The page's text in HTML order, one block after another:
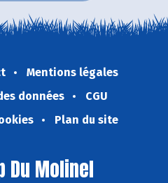
Mentions légales
données
CGU
Plan du site
Du Molinel